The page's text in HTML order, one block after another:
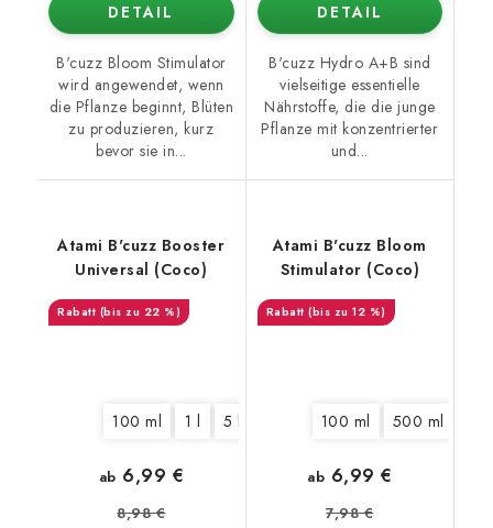
DETAIL
B'cuzz Bloom Stimulator
wird angewendet, wenn
die Pflanze beginnt, Blüten
zu produzieren, kurz
bevor sie in...
DETAIL
B'cuzz Hydro A+B sind
vielseitige essentielle
Nährstoffe, die die junge
Pflanze mit konzentrierter
und...
Atami B'cuzz Booster
Universal (Coco)
(bis zu 22 %)
100 ml 1 l 5 l
ab 6,99 €
8,98 €
Atami B'cuzz Bloom
Stimulator (Coco)
(bis zu 12 %)
100 ml 500 ml
ab 6,99 €
7,98 €